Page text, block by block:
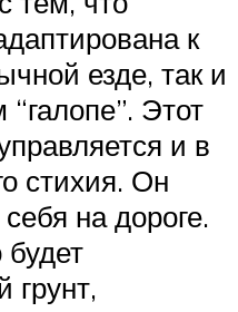
к
езде, так и
Этот
и в
стихия. Он
на дороге.
грунт,